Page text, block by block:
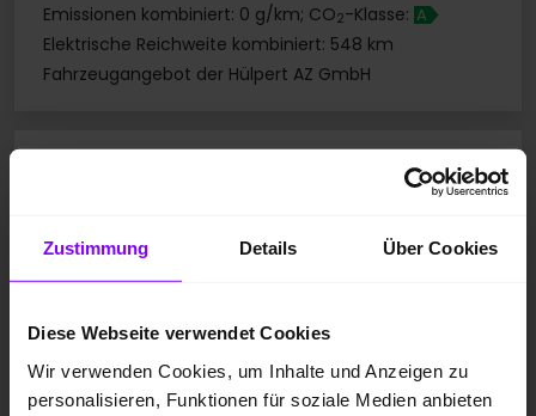
Zustimmung Details Über Cookies
Diese Webseite verwendet Cookies
Wir verwenden Cookies, um Inhalte und Anzeigen zu
personalisieren, Funktionen für soziale Medien anbieten
Emissionen kombiniert: 0 g/km; CO2-Klasse: A
Elektrische Reichweite kombiniert: 548 km
Fahrzeugangebot der Hülpert AZ GmbH
Q6 e-tron quattro S LINE TECHPRO 21" SPORTSOUND